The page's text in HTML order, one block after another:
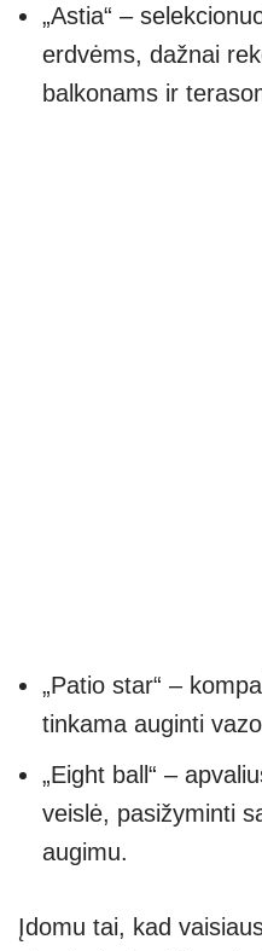
„Astia“ –
erdvėms, dažnai
balkonams ir
„Patio star“ –
tinkama auginti
„Eight ball“ –
veislė, pasižyminti
augimu.
Įdomu tai, kad